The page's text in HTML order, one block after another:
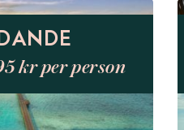
kr per person